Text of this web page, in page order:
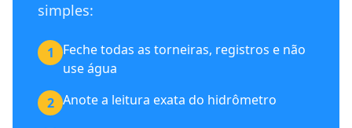
simples:
1
Feche todas as torneiras, registros e não
use água
2 Anote a leitura exata do hidrômetro